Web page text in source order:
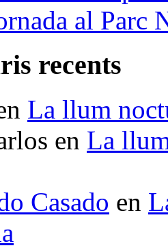
al Parc
recents
La llum
en La
Casado en